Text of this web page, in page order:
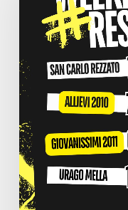
settimana
19
aprile